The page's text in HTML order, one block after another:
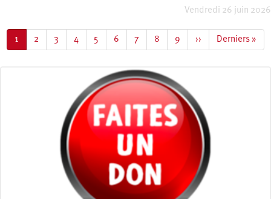
Vendredi 26 juin 2026
Page
courante
1 Page
2 Page
3 Page
4 Page
5 Page
6 Page
7 Page
8 Page
9
Page
suivante
››
Dernière
page
Derniers »